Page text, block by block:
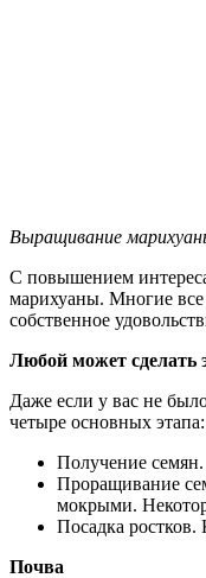
Выращивание
С повышением
марихуаны. Многие
собственное
Любой может сделать
Даже если у вас не
четыре основных этапа:
Получение
Проращивание
мокрыми.
Посадка ростков.
Почва